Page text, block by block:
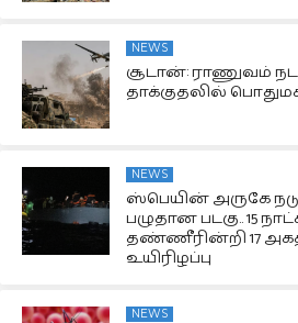
NEWS
சூடான்: ராணுவம்
தாக்குதலில்
NEWS
ஸ்பெயின் அருகே
பழுதான படகு.. 15
தண்ணீரின்றி 17
உயிரிழப்பு
NEWS